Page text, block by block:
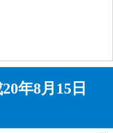
年8月15日